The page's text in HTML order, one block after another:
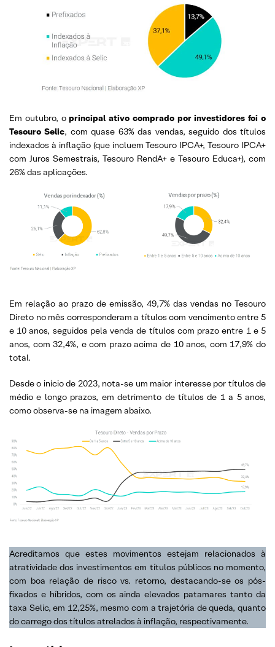
Em outubro, oprincipal ativo comprado por investidores foi o
Tesouro Selic, com quase 63% das vendas, seguido dos títulos
indexados à inflação (que incluem Tesouro IPCA+, Tesouro IPCA+
com Juros Semestrais, Tesouro RendA+ e Tesouro Educa+), com
26% das aplicações.
Em relação ao prazo de emissão, 49,7% das vendas no Tesouro
Direto no mês corresponderam a títulos com vencimento entre 5
e 10 anos, seguidos pela venda de títulos com prazo entre 1 e 5
anos, com 32,4%, e com prazo acima de 10 anos, com 17,9% do
total.
Desde o início de 2023, nota-se um maior interesse por títulos de
médio e longo prazos, em detrimento de títulos de 1 a 5 anos,
como observa-se na imagem abaixo.
Acreditamos que estes movimentos estejam relacionados à
atratividade dos investimentos em títulos públicos no momento,
com boa relação de risco vs. retorno, destacando-se os pós-
fixados e híbridos, com os ainda elevados patamares tanto da
taxa Selic, em 12,25%, mesmo com a trajetória de queda, quanto
do carrego dos títulos atrelados à inflação, respectivamente.